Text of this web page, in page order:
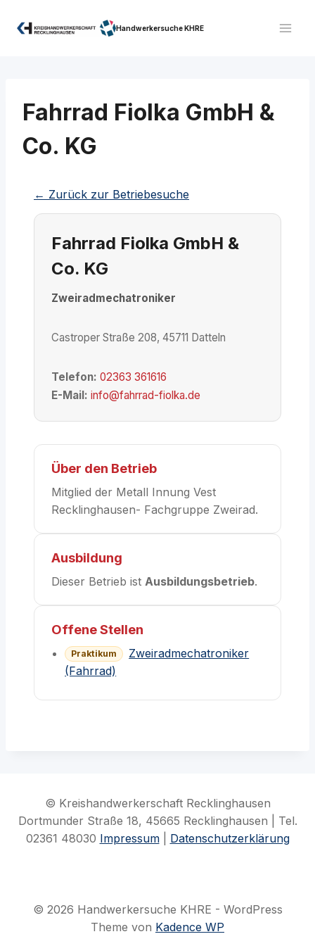
Inhalt
Handwerkersuche KHRE
Fahrrad Fiolka GmbH &
Co. KG
← Zurück zur Betriebesuche
Fahrrad Fiolka GmbH &
Co. KG
Zweiradmechatroniker
Castroper Straße 208, 45711 Datteln
Telefon: 02363 361616
E-Mail: info@fahrrad-fiolka.de
Über den Betrieb
Mitglied der Metall Innung Vest
Recklinghausen- Fachgruppe Zweirad.
Ausbildung
Dieser Betrieb ist Ausbildungsbetrieb.
Offene Stellen
Praktikum
Zweiradmechatroniker
(Fahrrad)
© Kreishandwerkerschaft Recklinghausen
Dortmunder Straße 18, 45665 Recklinghausen | Tel.
02361 48030 Impressum| Datenschutzerklärung
© 2026 Handwerkersuche KHRE - WordPress
Theme von Kadence WP